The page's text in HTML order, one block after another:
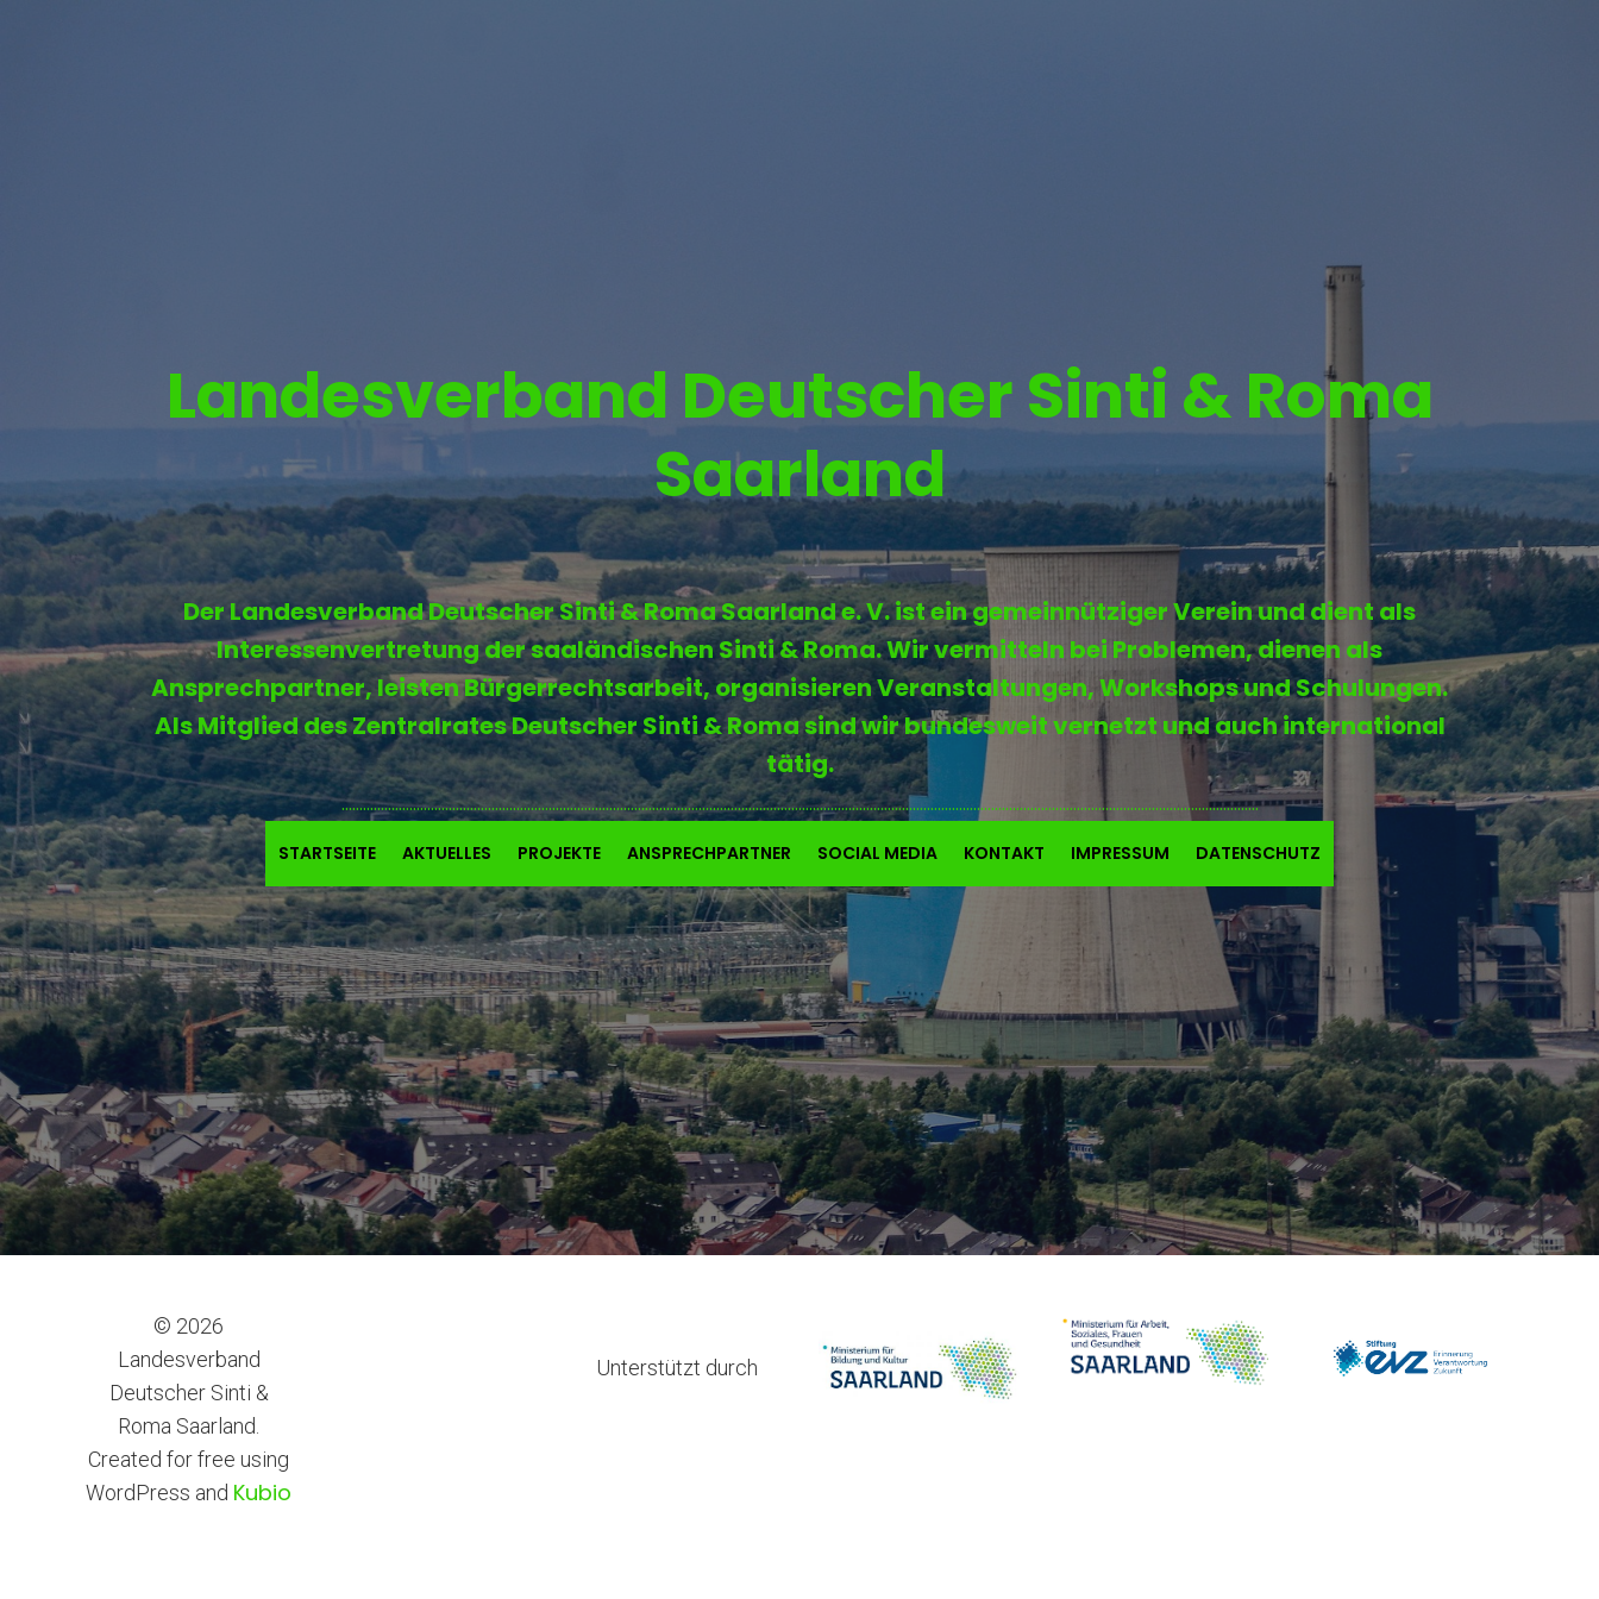
Landesverband Deutscher Sinti & Roma
Saarland
Der Landesverband Deutscher Sinti & Roma Saarland e. V. ist ein gemeinnütziger Verein und dient als
Interessenvertretung der saaländischen Sinti & Roma. Wir vermitteln bei Problemen, dienen als
Ansprechpartner, leisten Bürgerrechtsarbeit, organisieren Veranstaltungen, Workshops und Schulungen.
Als Mitglied des Zentralrates Deutscher Sinti & Roma sind wir bundesweit vernetzt und auch international
tätig.
.................................................................................................................................................................................................................................................................
STARTSEITE AKTUELLES PROJEKTE ANSPRECHPARTNER SOCIAL MEDIA KONTAKT IMPRESSUM DATENSCHUTZ
© 2026
Landesverband
Deutscher Sinti &
Roma Saarland.
Created for free using
WordPress and Kubio
Unterstützt durch